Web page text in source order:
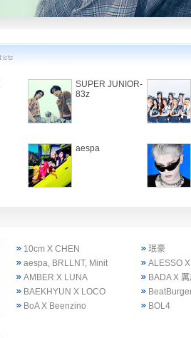
SUPER JUNIOR-
83z
aespa
10cm X CHEN
珉豪
aespa, BRLLNT, Minit
ALESSO
AMBER X LUNA
BADA X
BAEKHYUN X LOCO
BoA X Beenzino
BOL4